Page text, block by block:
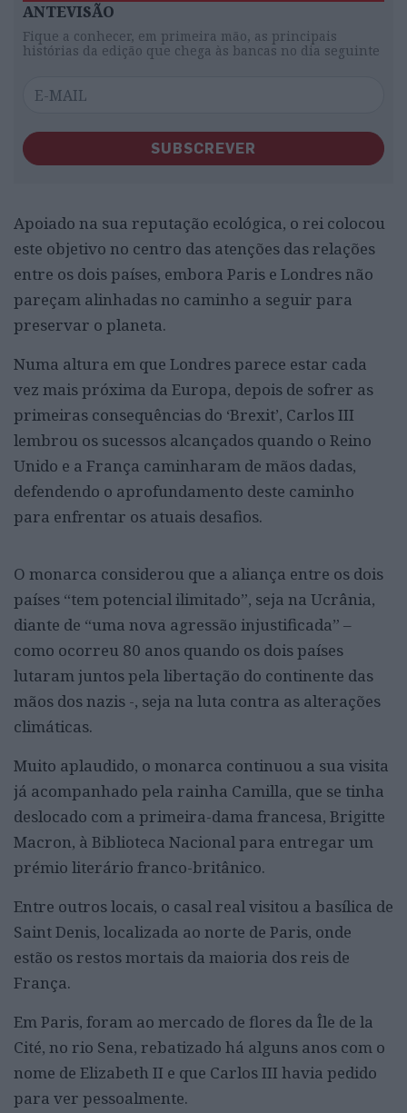
ANTEVISÃO
Fique a conhecer, em primeira mão, as principais
histórias da edição que chega às bancas no dia seguinte
SUBSCREVER
Apoiado na sua reputação ecológica, o rei colocou
este objetivo no centro das atenções das relações
entre os dois países, embora Paris e Londres não
pareçam alinhadas no caminho a seguir para
preservar o planeta.
Numa altura em que Londres parece estar cada
vez mais próxima da Europa, depois de sofrer as
primeiras consequências do ‘Brexit’, Carlos III
lembrou os sucessos alcançados quando o Reino
Unido e a França caminharam de mãos dadas,
defendendo o aprofundamento deste caminho
para enfrentar os atuais desafios.
O monarca considerou que a aliança entre os dois
países “tem potencial ilimitado”, seja na Ucrânia,
diante de “uma nova agressão injustificada” –
como ocorreu 80 anos quando os dois países
lutaram juntos pela libertação do continente das
mãos dos nazis -, seja na luta contra as alterações
climáticas.
Muito aplaudido, o monarca continuou a sua visita
já acompanhado pela rainha Camilla, que se tinha
deslocado com a primeira-dama francesa, Brigitte
Macron, à Biblioteca Nacional para entregar um
prémio literário franco-britânico.
Entre outros locais, o casal real visitou a basílica de
Saint Denis, localizada ao norte de Paris, onde
estão os restos mortais da maioria dos reis de
França.
Em Paris, foram ao mercado de flores da Île de la
Cité, no rio Sena, rebatizado há alguns anos com o
nome de Elizabeth II e que Carlos III havia pedido
para ver pessoalmente.